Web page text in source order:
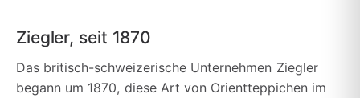
Ziegler, seit 1870
Das britisch-schweizerische Unternehmen Ziegler
begann um 1870, diese Art von Orientteppichen im